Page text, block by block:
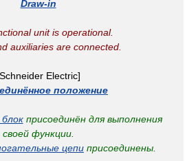
Draw-in
unit is operational.
auxiliaries are connected.
Electric]
положение
присоединён для выполнения
своей функции.
цепи присоединены.